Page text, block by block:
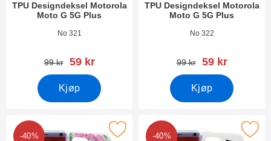
TPU Designdeksel Motorola
Moto G 5G Plus
Varenummer 37310
No 321
gammel pris
99 kr ny pris
59 kr
Kjøp
TPU Designdeksel Motorola
Moto G 5G Plus
Varenummer 37309
No 322
gammel pris
99 kr ny pris
59 kr
Kjøp
-40%
tPU Designdeksel Motorola Moto G 5G Plus som favoritt
-40%
Merk tPU Designdeksel Motorola